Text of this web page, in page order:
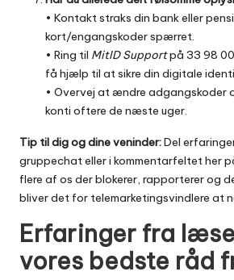
• Kontakt straks din bank eller
kort/engangskoder spærret.
• Ring til MitID Supportpå 33 98
få hjælp til at sikre din digitale
• Overvej at ændre adgangskoder
konti oftere de næste uger.
Tip til dig og dine veninder:Del
gruppechat eller i kommentarfeltet her
flere af os der blokerer, rapporterer og
bliver det for telemarketingsvindlere at
Erfaringer fra
vores bedste råd